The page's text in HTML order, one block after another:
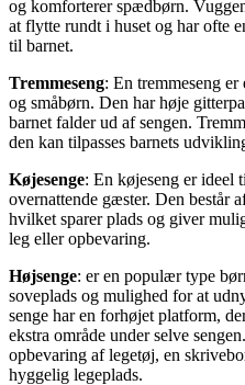
og komforterer spædbørn.
at flytte rundt i huset og har ofte
til barnet.
Tremmeseng: En tremmeseng
og småbørn. Den har høje
barnet falder ud af sengen.
den kan tilpasses barnets
Køjesenge: En køjeseng er ideel
overnattende gæster. Den består
hvilket sparer plads og giver
leg eller opbevaring.
Højsenge: er en populær type
soveplads og mulighed for at
senge har en forhøjet platform,
ekstra område under selve
opbevaring af legetøj, en
hyggelig legeplads.